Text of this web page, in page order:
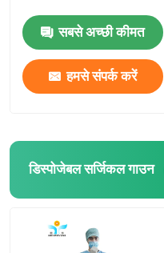
सबसे अच्छी कीमत
हमसे संपर्क करें
डिस्पोजेबल सर्जिकल गाउन